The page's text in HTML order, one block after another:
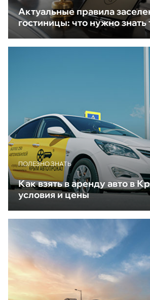
Актуальные правила
гостиницы: что нужно знать
ПОЛЕЗНО ЗНАТЬ
Как взять в аренду авто в
условия и цены